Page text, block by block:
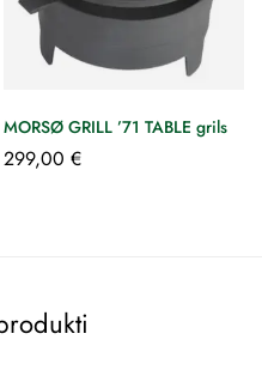
MORSØ GRILL ’71 TABLE grils
299,00 €